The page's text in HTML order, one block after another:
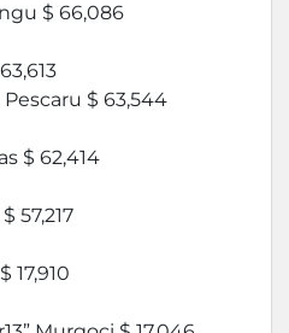
$ 66,086
$ 63,544
$ 62,414
57,217
17,910